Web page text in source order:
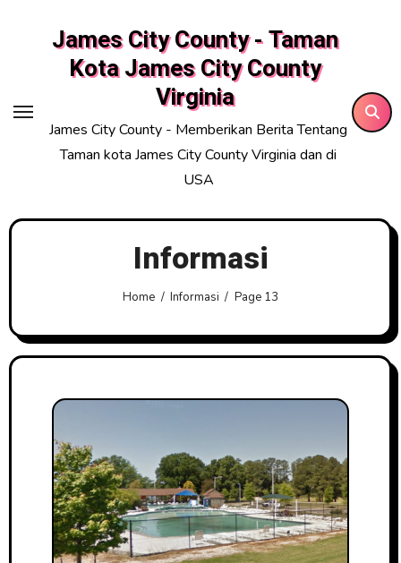
James City County - Taman
Kota James City County
Virginia
James City County - Memberikan Berita Tentang
Taman kota James City County Virginia dan di
USA
Informasi
Home Informasi Page 13